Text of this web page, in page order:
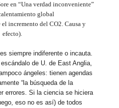
en “Una verdad inconveniente”
global
incremento del CO2. Causa y
efecto).
siempre indiferente o incauta.
de U. de East Anglia,
ángeles: tienen agendas
“la búsqueda de la
errores. Si la ciencia se hiciera
eso no es así) de todos